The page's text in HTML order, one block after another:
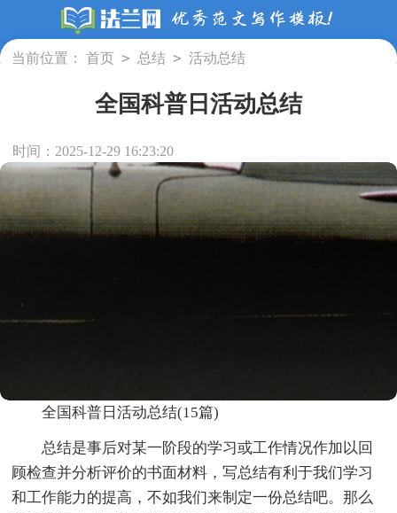
当前位置： 首页 > 总结 > 活动总结
全国科普日活动总结
时间：2025-12-29 16:23:20
全国科普日活动总结(15篇)
总结是事后对某一阶段的学习或工作情况作加以回
顾检查并分析评价的书面材料，写总结有利于我们学习
和工作能力的提高，不如我们来制定一份总结吧。那么